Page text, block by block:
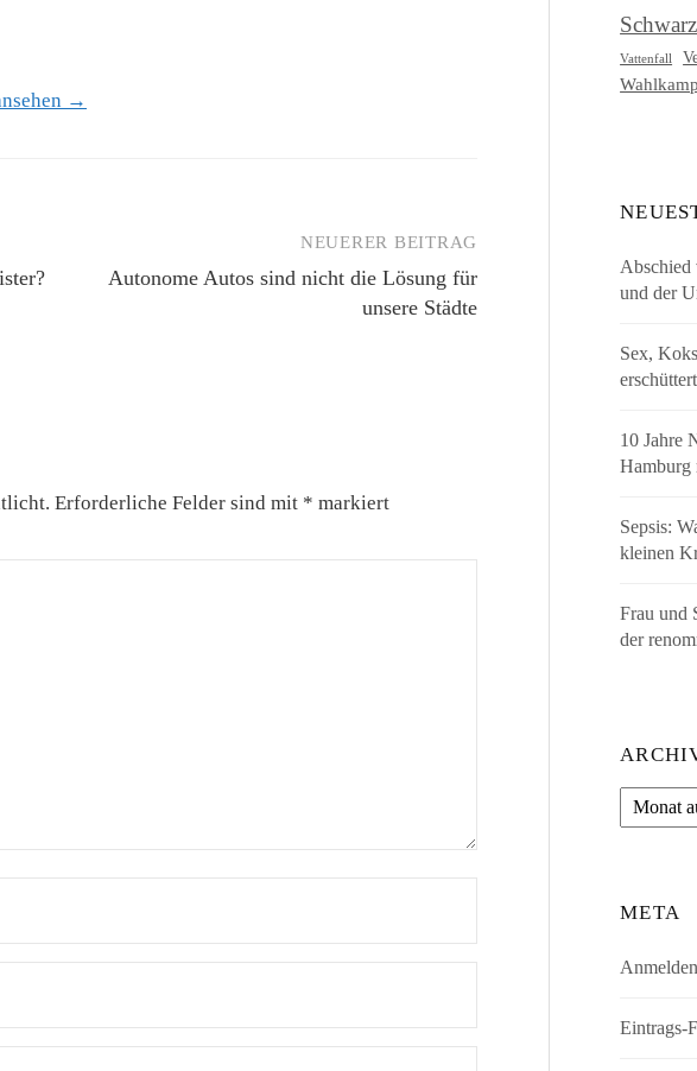
→
NEUERER BEITRAG
Autonome Autos sind nicht die Lösung für
unsere Städte
Erforderliche Felder sind mit * markiert
Vattenfall
Abschied
und der
Sex,
10 Jahre
Hamburg
Sepsis:
kleinen
Frau und
der
Archiv
META
Anmelden
Eintrags-